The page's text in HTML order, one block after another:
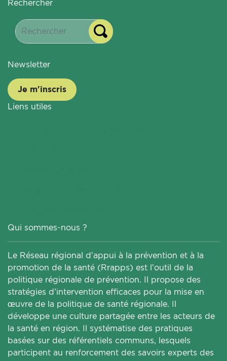
Rechercher
Newsletter
Je m'inscris
Liens utiles
Qui sommes-nous ?
Le Réseau régional d’appui à la prévention et à la
promotion de la santé (Rrapps) est l’outil de la
politique régionale de prévention. Il propose des
stratégies d’intervention efficaces pour la mise en
œuvre de la politique de santé régionale. Il
développe une culture partagée entre les acteurs de
la santé en région. Il systématise des pratiques
basées sur des référentiels communs, lesquels
participent au renforcement des savoirs experts des